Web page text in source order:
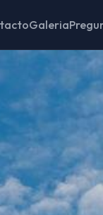
Galeria